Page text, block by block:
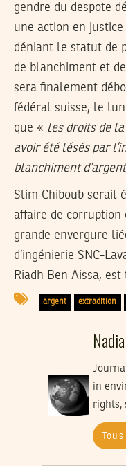
gendre du despote
une action en
déniant le statut de
de blanchiment et
sera finalement
fédéral suisse, le
que « les droits de
avoir été lésés par
blanchiment
Slim Chiboub serait
affaire de corruption
grande envergure
d’ingénierie SNC-
Riadh Ben Aissa, est
argent extradition
in
rights,